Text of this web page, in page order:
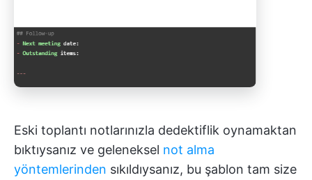
Eski toplantı notlarınızla dedektiflik oynamaktan
bıktıysanız ve geleneksel not alma
yöntemlerinden sıkıldıysanız, bu şablon tam size